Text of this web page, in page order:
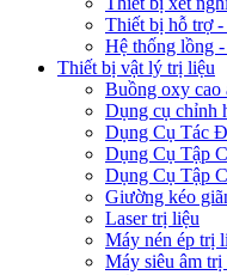
Thiết bị hỗ trợ
Hệ thống lồng
Thiết bị vật lý trị liệu
Buồng oxy cao
Dụng cụ chỉnh
Dụng Cụ Tác
Dụng Cụ Tập
Dụng Cụ Tập
Giường kéo
Laser trị liệu
Máy nén ép trị
Máy siêu âm trị